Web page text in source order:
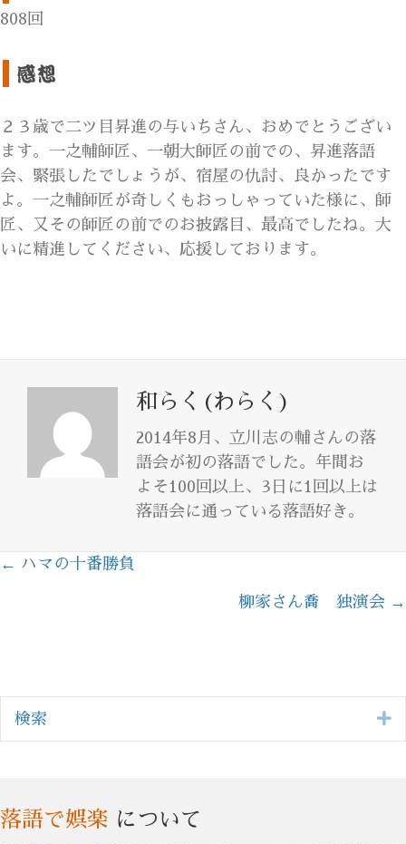
808回
２３歳で二ツ目昇進の与いちさん、おめでとうござい
ます。一之輔師匠、一朝大師匠の前での、昇進落語
会、緊張したでしょうが、宿屋の仇討、良かったです
よ。一之輔師匠が奇しくもおっしゃっていた様に、師
匠、又その師匠の前でのお披露目、最高でしたね。大
いに精進してください、応援しております。
和らく(わらく)
2014年8月、立川志の輔さんの落
語会が初の落語でした。年間お
よそ100回以上、3日に1回以上は
落語会に通っている落語好き。
Posts
← ハマの十番勝負
柳家さん喬 独演会 →
検索
落語で娯楽 について